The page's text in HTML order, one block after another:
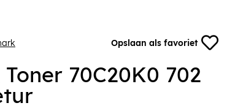
Opslaan als favoriet
70C20K0 702